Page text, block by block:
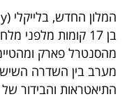
פודקאסט
40
UNDER
40
בן 17 קומות
מערב בין השדרה
התיאטראות והבידור